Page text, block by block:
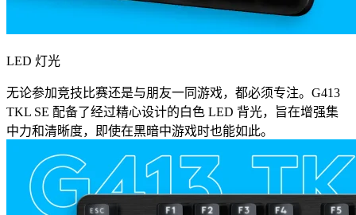
LED 灯光
无论参加竞技比赛还是与朋友一同游戏，都必须专注。G413
TKL SE 配备了经过精心设计的白色 LED 背光，旨在增强集
中力和清晰度，即使在黑暗中游戏时也能如此。